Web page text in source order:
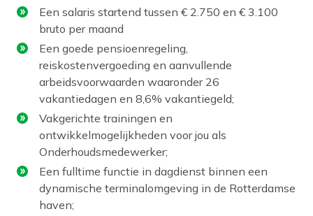
Een salaris startend tussen € 2.750 en € 3.100
bruto per maand
Een goede pensioenregeling,
reiskostenvergoeding en aanvullende
arbeidsvoorwaarden waaronder 26
vakantiedagen en 8,6% vakantiegeld;
Vakgerichte trainingen en
ontwikkelmogelijkheden voor jou als
Onderhoudsmedewerker;
Een fulltime functie in dagdienst binnen een
dynamische terminalomgeving in de Rotterdamse
haven;